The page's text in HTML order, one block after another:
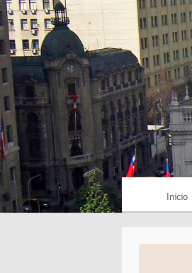
Inicio